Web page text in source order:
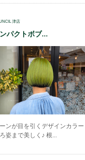
津店
パクトボブ...
ンが目を引くデザインカラー
姿まで美しく♪ 根...